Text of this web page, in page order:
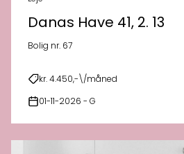
Danas Have 41, 2. 13
Bolig nr. 67
kr. 4.450,-\/måned
01-11-2026 - G